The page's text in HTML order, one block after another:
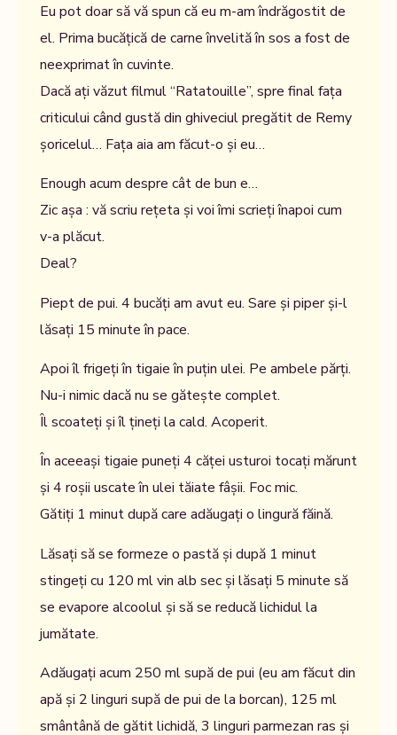
Eu pot doar să vă spun că eu m-am îndrăgostit de
el. Prima bucățică de carne învelită în sos a fost de
neexprimat în cuvinte.
Dacă ați văzut filmul “Ratatouille”, spre final fața
criticului când gustă din ghiveciul pregătit de Remy
șoricelul… Fața aia am făcut-o și eu…
Enough acum despre cât de bun e…
Zic așa : vă scriu rețeta și voi îmi scrieți înapoi cum
v-a plăcut.
Deal?
Piept de pui. 4 bucăți am avut eu. Sare și piper și-l
lăsați 15 minute în pace.
Apoi îl frigeți în tigaie în puțin ulei. Pe ambele părți.
Nu-i nimic dacă nu se gătește complet.
Îl scoateți și îl țineți la cald. Acoperit.
În aceeași tigaie puneți 4 căței usturoi tocați mărunt
și 4 roșii uscate în ulei tăiate fâșii. Foc mic.
Gătiți 1 minut după care adăugați o lingură făină.
Lăsați să se formeze o pastă și după 1 minut
stingeți cu 120 ml vin alb sec și lăsați 5 minute să
se evapore alcoolul și să se reducă lichidul la
jumătate.
Adăugați acum 250 ml supă de pui (eu am făcut din
apă și 2 linguri supă de pui de la borcan), 125 ml
smântână de gătit lichidă, 3 linguri parmezan ras și